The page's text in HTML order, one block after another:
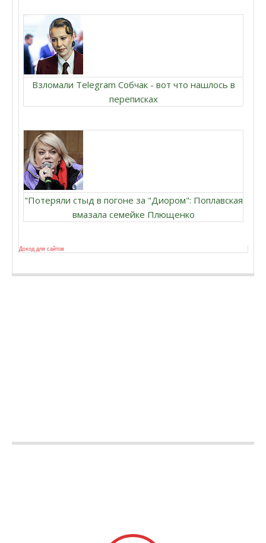
Взломали Telegram Собчак - вот что нашлось в
переписках
"Потеряли стыд в погоне за "Диором": Поплавская
вмазала семейке Плющенко
Доход для сайтов